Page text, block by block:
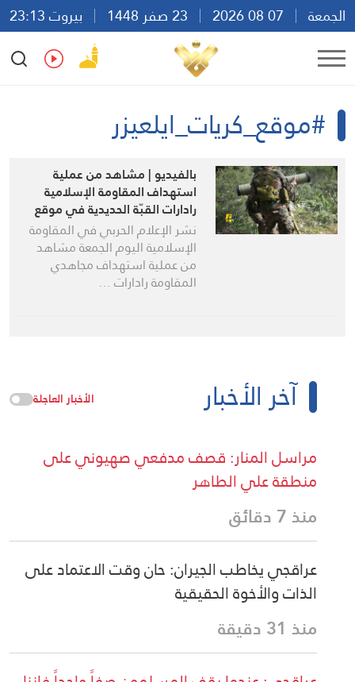
الجمعة
بيروت 23:13
Ar
En Fr Es
#موقع_كريات_ايلعيزر
بالفيديو | مشاهد من عملية
استهداف المقاومة الإسلامية
رادارات القبّة الحديدية في موقع
كريات ايلعيزر
نشر الإعلام الحربي في المقاومة
الإسلامية اليوم الجمعة مشاهد
من عملية استهداف مجاهدي
المقاومة رادارات …
آخر الأخبار الأخبار العاجلة
مراسل المنار: قصف مدفعي صهيوني على
منطقة علي الطاهر
منذ 7 دقائق
عراقجي يخاطب الجيران: حان وقت الاعتماد على
الذات والأخوة الحقيقية
منذ 31 دقيقة